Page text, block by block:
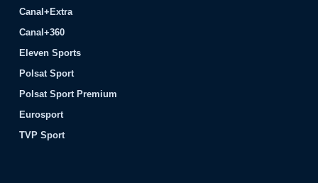
Canal+Extra
Canal+360
Eleven Sports
Polsat Sport
Polsat Sport Premium
Eurosport
TVP Sport